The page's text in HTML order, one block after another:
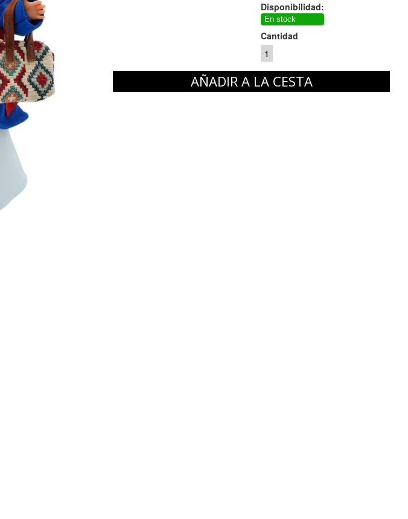
Disponibilidad:
En stock
Cantidad
AÑADIR A LA CESTA